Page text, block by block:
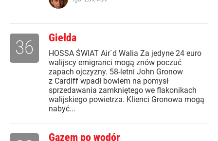
Giełda
HOSSA ŚWIAT Air`d Walia Za jedyne 24 euro
walijscy emigranci mogą znów poczuć
zapach ojczyzny. 58-letni John Gronow
z Cardiff wpadł bowiem na pomysł
sprzedawania zamkniętego we flakonikach
walijskiego powietrza. Klienci Gronowa mogą
nabyć...
36
Gazem po wodór